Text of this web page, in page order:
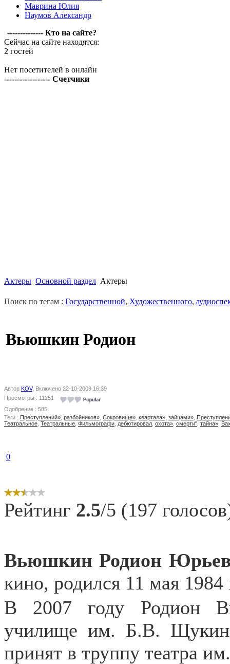
Маврина Юлия
Наумов Александр
-------------- Кто на сайте?
Сейчас на сайте находятся:
2 гостей
Нет посетителей в онлайн
------------------ Счетчики
Актеры Основной раздел Актеры
Поиск по тегам : Государственной, Художественного,
Вьюшкин Родион
Автор KOV, Включено 22-10-2009 16:39
Просмотры : 11251
Одобрение : 585
Теги : Преступлений» разбойников» Сокровище» квартала» зайцами»
Театральное Театральные Фильмографи дебютировал охота» смерти" тайна»
0
Рейтинг 2.5/5 (197
Вьюшкин Родион
кино, родился 11 мая 1984
В 2007 году Родион
училище им. Б.В.
принят в труппу театра